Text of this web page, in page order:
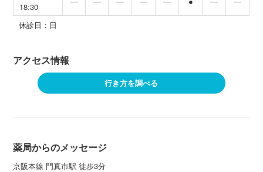
18:30
休診日：日
アクセス情報
行き方を調べる
薬局からのメッセージ
京阪本線 門真市駅 徒歩3分